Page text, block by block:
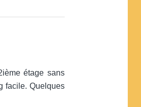
étage sans
facile. Quelques